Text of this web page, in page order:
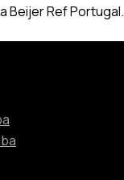
Beijer Ref Portugal.